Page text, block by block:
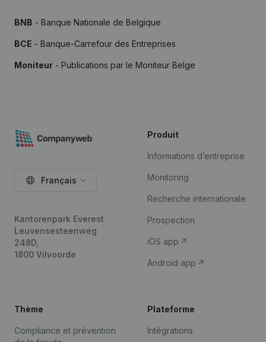
BNB - Banque Nationale de Belgique
BCE - Banque-Carrefour des Entreprises
Moniteur - Publications par le Moniteur Belge
Français
Kantorenpark Everest
Leuvensesteenweg
248D,
1800 Vilvoorde
Produit
Informations d’entreprise
Monitoring
Recherche internationale
Prospection
iOS app
Android app
Thème
Compliance et prévention
Plateforme
Intégrations